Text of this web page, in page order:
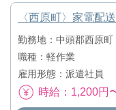
〈西原町〉家電配
勤務地：中頭郡西原町
職種：軽作業
雇用形態：派遣社員
時給：1,200円